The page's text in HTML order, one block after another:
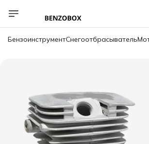
БензоинструментСнегоотбрасыватель